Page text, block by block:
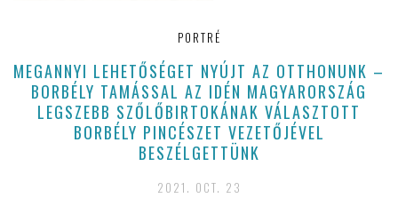
PORTRÉ
MEGANNYI LEHETŐSÉGET NYÚJT AZ OTTHONUNK –
BORBÉLY TAMÁSSAL AZ IDÉN MAGYARORSZÁG
LEGSZEBB SZŐLŐBIRTOKÁNAK VÁLASZTOTT
BORBÉLY PINCÉSZET VEZETŐJÉVEL
BESZÉLGETTÜNK
2021. OCT. 23